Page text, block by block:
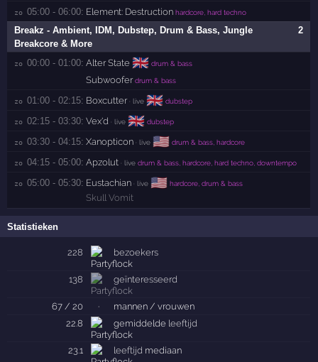
zo 05:00 - 06:00: Element: Destruction hardcore, hard techno
2
Breakz - Ambient, IDM, Dubstep, Drum & Bass, Jungle
Breakcore & More
zo 00:00 - 01:00: Alter State 🇬🇧 drum & bass
Subwoofer drum & bass
zo 01:00 - 02:15: Boxcutter· live 🇬🇧 dubstep
zo 02:15 - 03:30: Vex'd · live 🇬🇧 dubstep
zo 03:30 - 04:15: Xanopticon · live 🇺🇸 drum & bass, hardcore
zo 04:15 - 05:00: Apzolut · live drum & bass, hardcore, hard techno, downtempo
zo 05:00 - 05:30: Eustachian · live 🇺🇸 hardcore, drum & bass
Skull Vomit
Statistieken
228 bezoekers
138 geïnteresseerd
67 / 20 ·
mannen / vrouwen
22.8
gemiddelde leeftijd
23.1 leeftijd mediaan